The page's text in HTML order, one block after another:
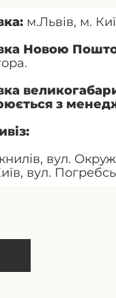
м.Львів, м.
Новою
з
вул.
вул.